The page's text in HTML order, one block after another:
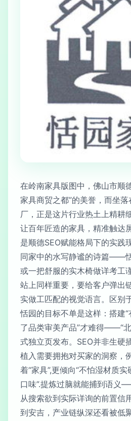
在岭南家具版图中，佛山市顺
家具商贸之都”的美誉，而坐
厂，正是这片行业热土上精耕
让百年匠造的家具，精准触达
是顺德SEO赋能格局下的实践
同家中的水写静谧的诗篇——
或一把舒服的实木椅做详考工
站上同样重要，要给客户弹出
实做工匹配的视觉语言。区别
恬园的目标不单是这样：搭建
了品类审美产品”才难得——“
式独立页发布。SEO并非生硬
植入需要拥抱对买家的洞察，
着“家具”,更倾向“不怕湿材质
口味”.提炼过脑就能捕到语义
从搜索欲到实际详询的前置信
到安吉，产业链纵深还看被低